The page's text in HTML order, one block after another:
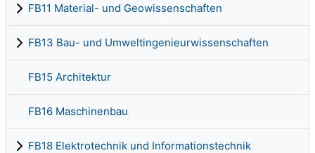
FB11 Material- und Geowissenschaften
FB13 Bau- und Umweltingenieurwissenschaften
FB15 Architektur
FB16 Maschinenbau
FB18 Elektrotechnik und Informationstechnik